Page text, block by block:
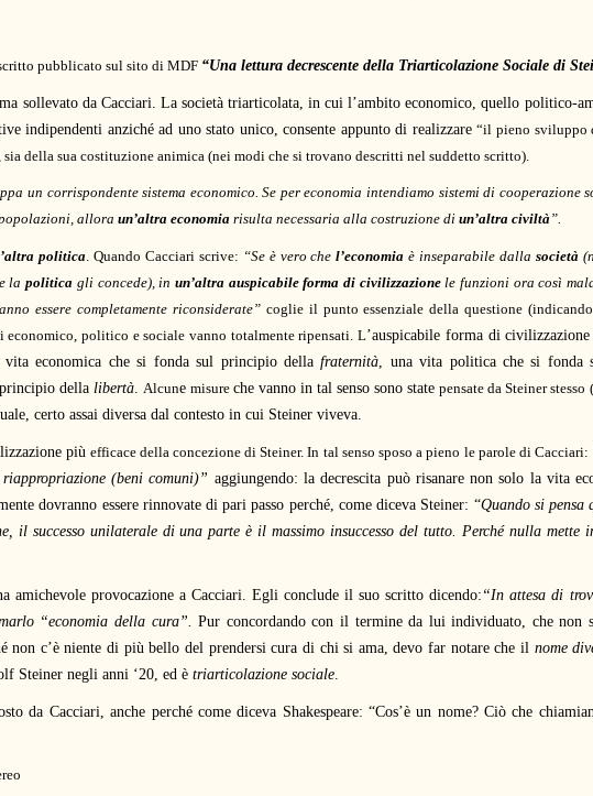
pubblicato sul sito di MDF “Una lettura decrescente della Triarticolazione Sociale di
sollevato da Cacciari. La società triarticolata, in cui l’ambito economico, quello politico-
indipendenti anziché ad uno stato unico, consente appunto di realizzare“il pieno sviluppo
della sua costituzione animica (nei modi che si trovano descritti nel suddetto scritto).
un corrispondente sistema economico. Se per economia intendiamo sistemi di cooperazione
popolazioni, alloraun’altra economia risulta necessaria alla costruzione diun’altra civiltà”.
politica. Quando Cacciari scrive: “Se è vero chel’economia è inseparabile dalla società
lapolitica gli concede), in un’altra auspicabile forma di civilizzazionele funzioni ora così
essere completamente riconsiderate” coglie il punto essenziale della questione
politico e sociale vanno totalmente ripensati. L’auspicabile forma di civilizzazione
vita economica che si fonda sul principio dellafraternità, una vita politica che si fonda
della libertà. Alcune misureche vanno in tal senso sono statepensate da Steiner stesso
certo assai diversa dal contesto in cui Steiner viveva.
più efficace della concezione di Steiner. In tal senso sposo a pieno le parole di Cacciari:
(beni comuni)” aggiungendo: la decrescita può risanare non solo la vita
dovranno essere rinnovate di pari passo perché, come diceva Steiner: “Quando si pensa
il successo unilaterale di una parte è il massimo insuccesso del tutto. Perché nulla mette
amichevole provocazione a Cacciari. Egli conclude il suo scritto dicendo: “In attesa di
“economia della cura”.Pur concordando con il termine da lui individuato, che non
non c’è niente di più bello del prendersi cura di chi si ama, devo far notare che il nome
Steiner negli anni ‘20, ed ètriarticolazione sociale
da Cacciari, anche perché come diceva Shakespeare: “Cos’è un nome? Ciò che